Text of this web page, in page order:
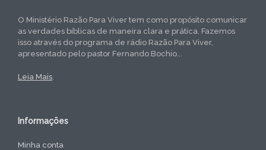
O Ministério Razão Para Viver tem como propósito comunicar
as verdades bíblicas de maneira clara e prática. Fazemos
isso através do programa de rádio Razão Para Viver,
apresentado pelo pastor Fernando Bochio...
Leia Mais
Informações
Minha conta